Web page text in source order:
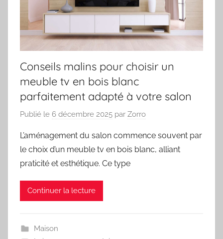
Conseils malins pour choisir un
meuble tv en bois blanc
parfaitement adapté à votre salon
Publié le 6 décembre 2025 par Zorro
L’aménagement du salon commence souvent par
le choix d’un meuble tv en bois blanc, alliant
praticité et esthétique. Ce type
Continuer la lecture
Maison